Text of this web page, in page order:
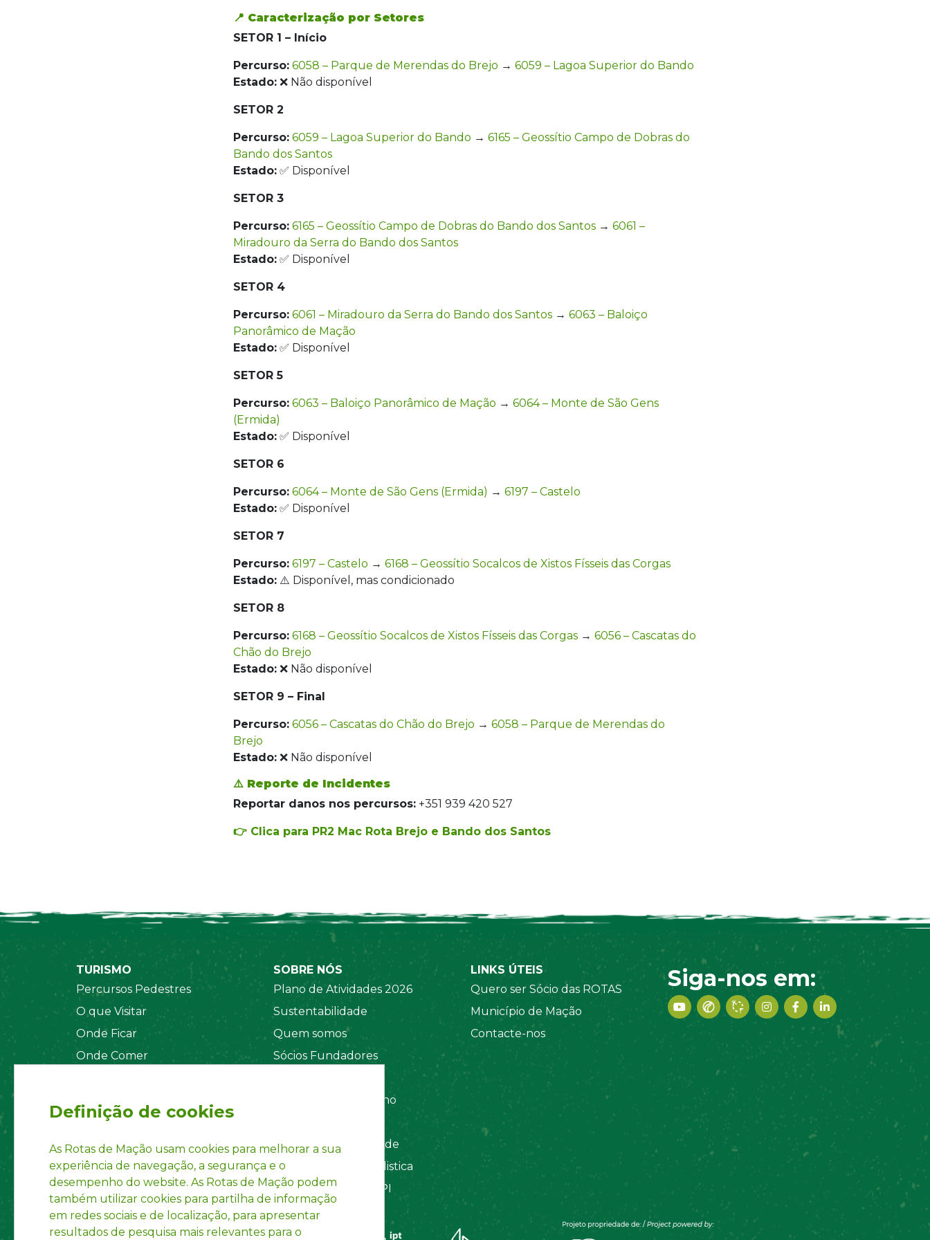
📍 Caracterização por Setores
SETOR 1 – Início
Percurso: 6058 – Parque de Merendas do Brejo → 6059 – Lagoa Superior do Bando
Estado: ❌ Não disponível
SETOR 2
Percurso: 6059 – Lagoa Superior do Bando → 6165 – Geossítio Campo de Dobras do
Bando dos Santos
Estado: ✅ Disponível
SETOR 3
Percurso: 6165 – Geossítio Campo de Dobras do Bando dos Santos → 6061 –
Miradouro da Serra do Bando dos Santos
Estado: ✅ Disponível
SETOR 4
Percurso: 6061 – Miradouro da Serra do Bando dos Santos → 6063 – Baloiço
Panorâmico de Mação
Estado: ✅ Disponível
SETOR 5
Percurso: 6063 – Baloiço Panorâmico de Mação → 6064 – Monte de São Gens
(Ermida)
Estado: ✅ Disponível
SETOR 6
Percurso: 6064 – Monte de São Gens (Ermida) → 6197 – Castelo
Estado: ✅ Disponível
SETOR 7
Percurso: 6197 – Castelo → 6168 – Geossítio Socalcos de Xistos Físseis das Corgas
Estado: ⚠️ Disponível, mas condicionado
SETOR 8
Percurso: 6168 – Geossítio Socalcos de Xistos Físseis das Corgas → 6056 – Cascatas do
Chão do Brejo
Estado: ❌ Não disponível
SETOR 9 – Final
Percurso: 6056 – Cascatas do Chão do Brejo → 6058 – Parque de Merendas do
Brejo
Estado: ❌ Não disponível
⚠️ Reporte de Incidentes
Reportar danos nos percursos: +351 939 420 527
👉 Clica para PR2 Mac Rota Brejo e Bando dos Santos
TURISMO
Percursos Pedestres
O que Visitar
Onde Ficar
Onde Comer
SOBRE NÓS
Plano de Atividades 2026
Sustentabilidade
Quem somos
Sócios Fundadores
Regulamento Interno
Política de Privacidade
Informação Contabilistica
Marca Registada INPI
LINKS ÚTEIS
Quero ser Sócio das ROTAS
Município de Mação
Contacte-nos
Siga-nos em:
Definição de cookies
As Rotas de Mação usam cookies para melhorar a sua
experiência de navegação, a segurança e o
desempenho do website. As Rotas de Mação podem
também utilizar cookies para partilha de informação
em redes sociais e de localização, para apresentar
resultados de pesquisa mais relevantes para o